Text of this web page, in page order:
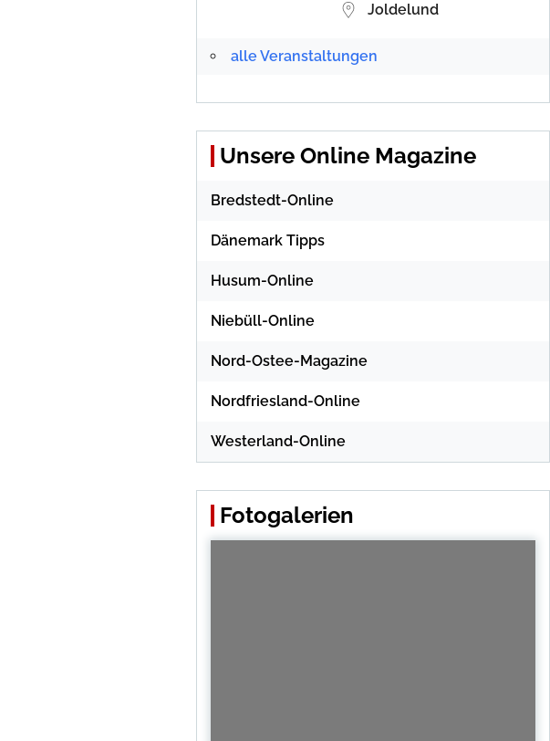
Joldelund
alle Veranstaltungen
Unsere Online Magazine
Bredstedt-Online
Dänemark Tipps
Husum-Online
Niebüll-Online
Nord-Ostee-Magazine
Nordfriesland-Online
Westerland-Online
Fotogalerien